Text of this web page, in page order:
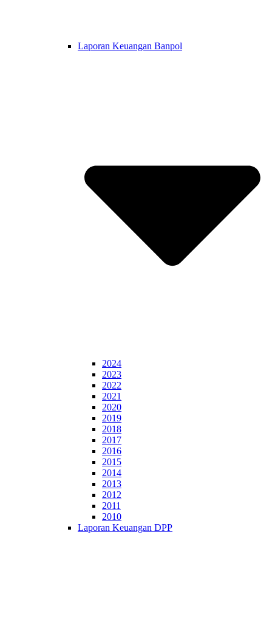
Laporan Keuangan Banpol
2024
2023
2022
2021
2020
2019
2018
2017
2016
2015
2014
2013
2012
2011
2010
Laporan Keuangan DPP